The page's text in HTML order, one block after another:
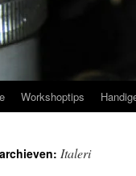
Workshoptips
Italeri